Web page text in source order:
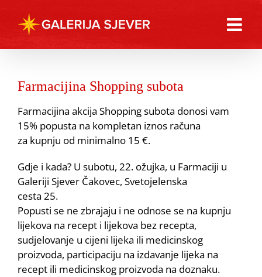
content
Farmacijina Shopping subota
Farmacijina akcija Shopping subota donosi vam
15% popusta na kompletan iznos računa
za kupnju od minimalno 15 €.
Gdje i kada? U subotu, 22. ožujka, u Farmaciji u
Galeriji Sjever Čakovec, Svetojelenska
cesta 25.
Popusti se ne zbrajaju i ne odnose se na kupnju
lijekova na recept i lijekova bez recepta,
sudjelovanje u cijeni lijeka ili medicinskog
proizvoda, participaciju na izdavanje lijeka na
recept ili medicinskog proizvoda na doznaku.